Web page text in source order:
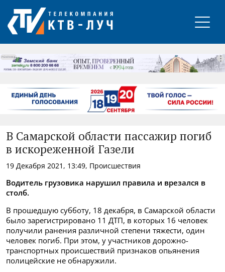
РЕКЛАМА
В Самарской области пассажир погиб
в искореженной Газели
19 Декабря 2021, 13:49, Происшествия
Водитель грузовика нарушил правила и врезался в
столб.
В прошедшую субботу, 18 декабря, в Самарской области
было зарегистрировано 11 ДТП, в которых 16 человек
получили ранения различной степени тяжести, один
человек погиб. При этом, у участников дорожно-
транспортных происшествий признаков опьянения
полицейские не обнаружили.